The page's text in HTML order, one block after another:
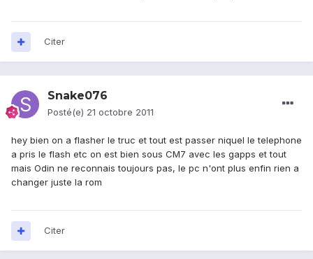
Citer
Snake076
Posté(e) 21 octobre 2011
hey bien on a flasher le truc et tout est passer niquel le telephone
a pris le flash etc on est bien sous CM7 avec les gapps et tout
mais Odin ne reconnais toujours pas, le pc n'ont plus enfin rien a
changer juste la rom
Citer